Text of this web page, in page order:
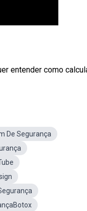
entender como
De Segurança